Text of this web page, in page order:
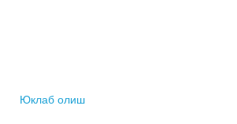
Юклаб олиш